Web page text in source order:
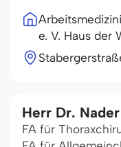
e. V. Haus der
Herr Dr.
FA für